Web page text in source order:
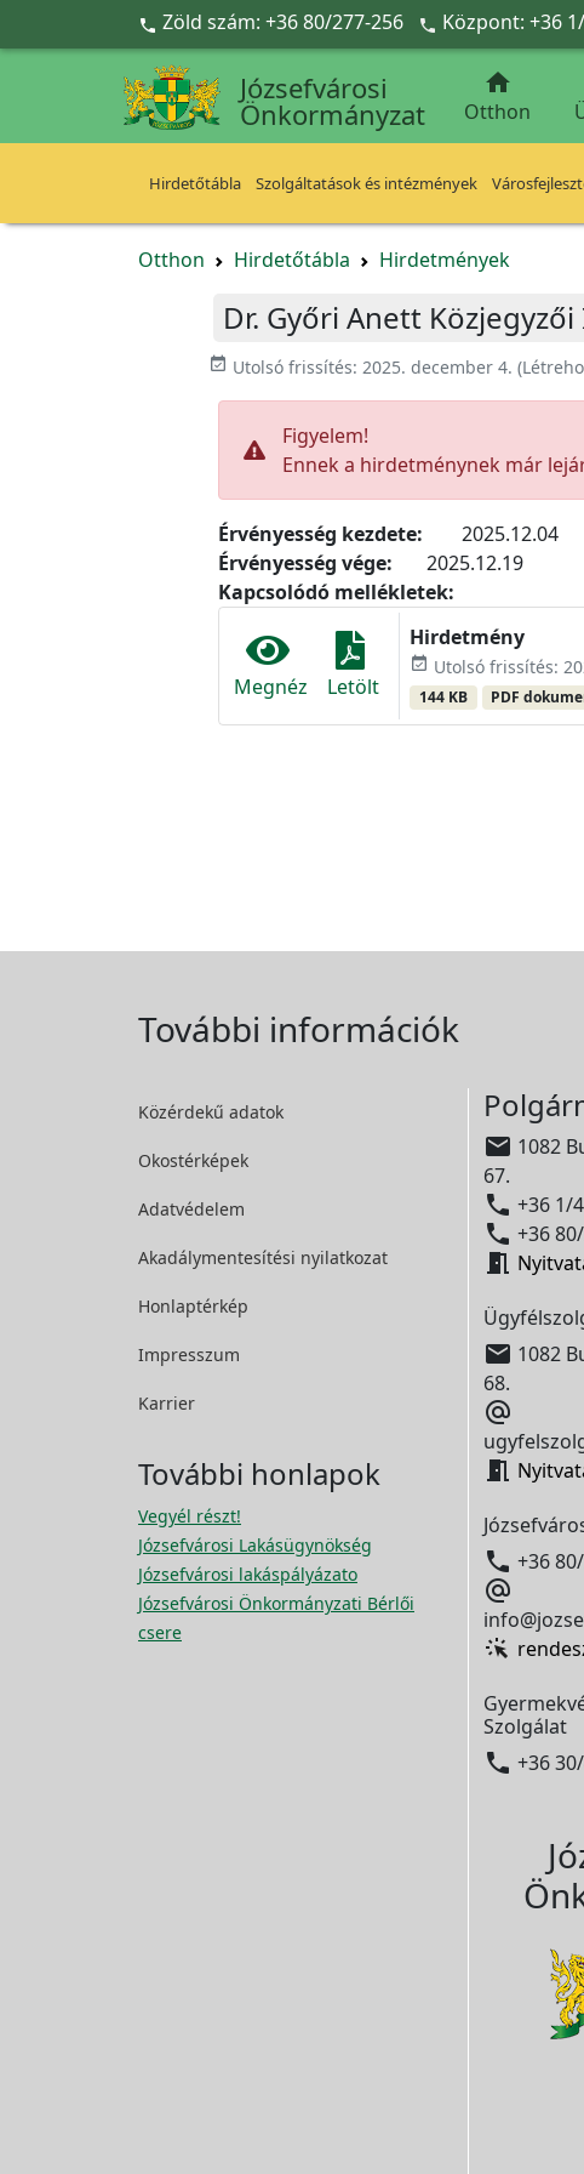
Ugrás a fő tartalomra
 Zöld szám: +36 80/277-256  Központ: +36
Józsefvárosi
Önkormányzat

Otthon
Hirdetőtábla Szolgáltatások és intézmények
Otthon Hirdetőtábla Hirdetmények
Dr. Győri Anett Közjegyzői
event_available Utolsó frissítés: 2025. december 4.
Figyelem!
Ennek a hirdetménynek már
Érvényesség kezdete:
2025.12.04
Érvényesség vége:
2025.12.19
Kapcsolódó mellékletek:
Megnéz Letölt
Hirdetmény
event_available Utolsó frissítés:
144 KB PDF
További információk
Közérdekű adatok
Okostérképek
Adatvédelem
Akadálymentesítési nyilatkozat
Honlaptérkép
Impresszum
Karrier
További honlapok
Vegyél részt!
Józsefvárosi Lakásügynökség
Józsefvárosi lakáspályázato
Józsefvárosi Önkormányzati Bérlői
csere
 1082
67.
 +36 1/
 +36

 1082
68.


 +36

Szolgálat
 +36